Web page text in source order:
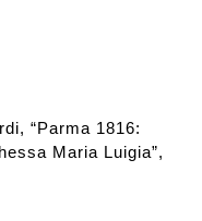
“Parma 1816:
Maria Luigia”,